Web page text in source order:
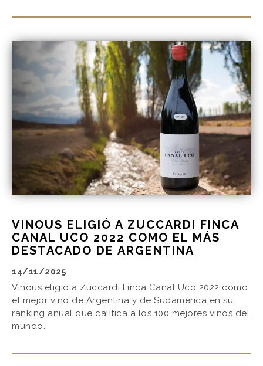
VINOUS ELIGIÓ A ZUCCARDI FINCA
CANAL UCO 2022 COMO EL MÁS
DESTACADO DE ARGENTINA
14/11/2025
Vinous eligió a Zuccardi Finca Canal Uco 2022 como
el mejor vino de Argentina y de Sudamérica en su
ranking anual que califica a los 100 mejores vinos del
mundo.